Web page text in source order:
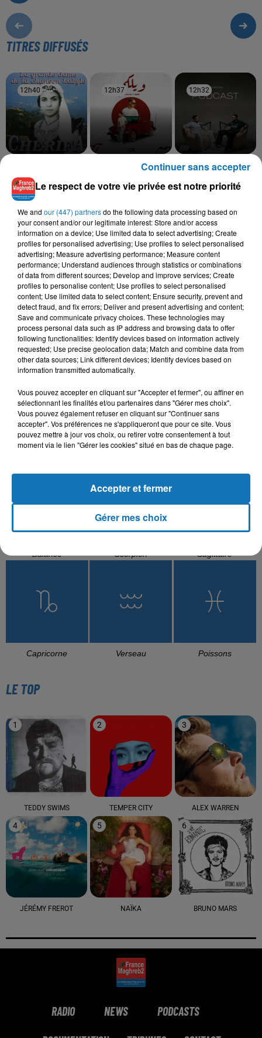
TITRES DIFFUSÉS
12h40
12h40
Echah Arnouyas
12h37
12h37
SAMAD, RDB
12h32
12h32
SANFARA
L'HOROSCOPE
Bélier Taureau Gémeaux
Balance Scorpion Sagittaire
Capricorne Verseau Poissons
LE TOP
1
TEDDY SWIMS
2
TEMPER CITY
3
ALEX WARREN
4
JÉRÉMY FREROT
5
NAÏKA
6
BRUNO MARS
RADIO NEWS PODCASTS
Le respect de votre vie privée est notre priorité
We and our (447) partnersdo the following data processing based on
your consent and/or our legitimate interest: Store and/or access
information on a device; Use limited data to select advertising; Create
profiles for personalised advertising; Use profiles to select personalised
advertising; Measure advertising performance; Measure content
performance; Understand audiences through statistics or combinations
of data from different sources; Develop and improve services; Create
profiles to personalise content; Use profiles to select personalised
content; Use limited data to select content; Ensure security, prevent and
detect fraud, and fix errors; Deliver and present advertising and content;
Save and communicate privacy choices. These technologies may
process personal data such as IP address and browsing data to offer
following functionalities: Identify devices based on information actively
requested; Use precise geolocation data; Match and combine data from
other data sources; Link different devices; Identify devices based on
information transmitted automatically.
Vous pouvez accepter en cliquant sur "Accepter et fermer", ou affiner en
sélectionnant les finalités et/ou partenaires dans "Gérer mes choix".
Vous pouvez également refuser en cliquant sur "Continuer sans
accepter". Vos préférences ne s'appliqueront que pour ce site. Vous
pouvez mettre à jour vos choix, ou retirer votre consentement à tout
moment via le lien "Gérer les cookies" situé en bas de chaque page.
Gérer mes choix
Accepter et fermer
Continuer sans accepter